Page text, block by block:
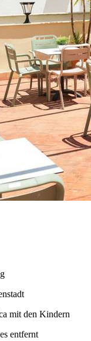
mit den Kindern
entfernt